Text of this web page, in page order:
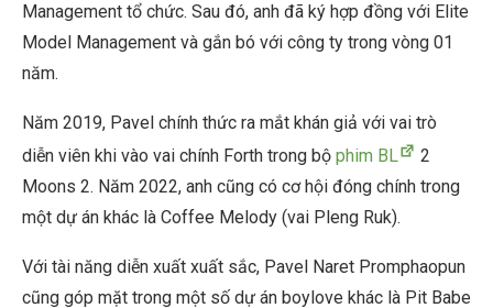
Management tổ chức. Sau đó, anh đã ký hợp đồng với Elite
Model Management và gắn bó với công ty trong vòng 01
năm.
Năm 2019, Pavel chính thức ra mắt khán giả với vai trò
diễn viên khi vào vai chính Forth trong bộ phim BL
2
Moons 2. Năm 2022, anh cũng có cơ hội đóng chính trong
một dự án khác là Coffee Melody (vai Pleng Ruk).
Với tài năng diễn xuất xuất sắc, Pavel Naret Promphaopun
cũng góp mặt trong một số dự án boylove khác là Pit Babe